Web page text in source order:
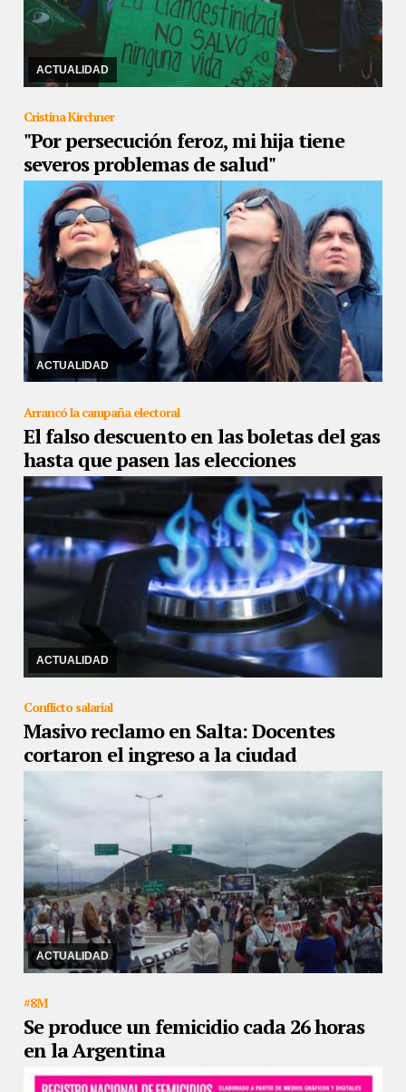
ACTUALIDAD
Se trata de una mujer de 30 años que murió a causa
de una infección generalizada
Cristina Kirchner
"Por persecución feroz, mi hija tiene
severos problemas de salud"
ACTUALIDAD
14/03/2019 La senadora de Unidad Ciudadana Cristina Kirchner
subió a su cuenta de Twitter un video donde informa que su hija,
Florencia Kirchner, padece severos ...
Arrancó la campaña electoral
El falso descuento en las boletas del gas
hasta que pasen las elecciones
ACTUALIDAD
12/03/2019
Así lo dispuso el gobierno con la aplicación de un
“descuento” entre los meses de mayo a septiembre
Conflicto salarial
Masivo reclamo en Salta: Docentes
cortaron el ingreso a la ciudad
ACTUALIDAD
11/03/2019
Los trabajadores de la educación llevan a cabo un
paro desde el miércoles pasado que terminará mañana.
#8M
Se produce un femicidio cada 26 horas
en la Argentina